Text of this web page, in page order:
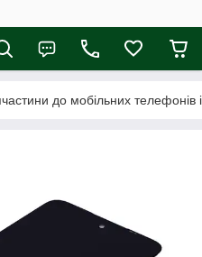
до мобільних телефонів